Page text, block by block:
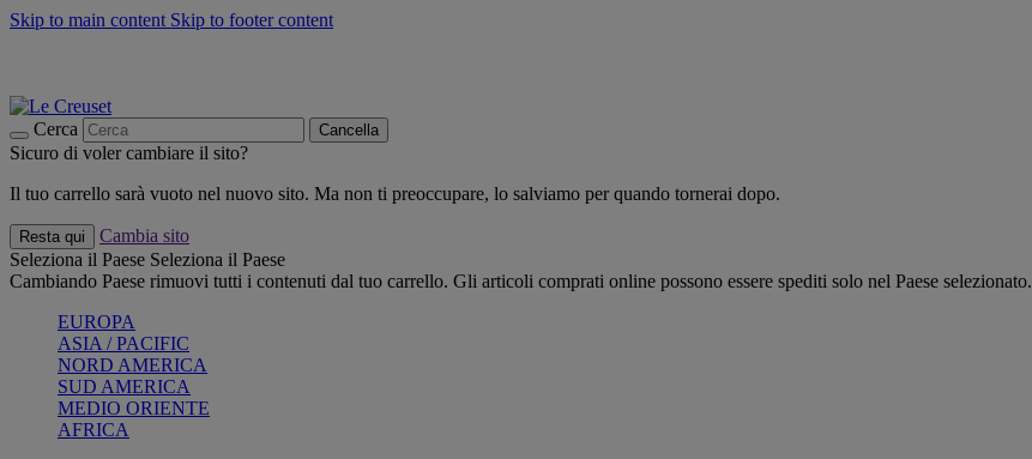
Skip to main content Skip to footer content
Cerca Cancella
Sicuro di voler cambiare il sito?
Il tuo carrello sarà vuoto nel nuovo sito. Ma non ti preoccupare, lo salviamo per quando tornerai dopo.
Resta qui
Cambia sito
Seleziona il Paese Seleziona il Paese
Cambiando Paese rimuovi tutti i contenuti dal tuo carrello. Gli articoli comprati online possono essere spediti solo nel Paese selezionato.
EUROPA
ASIA / PACIFIC
NORD AMERICA
SUD AMERICA
MEDIO ORIENTE
AFRICA